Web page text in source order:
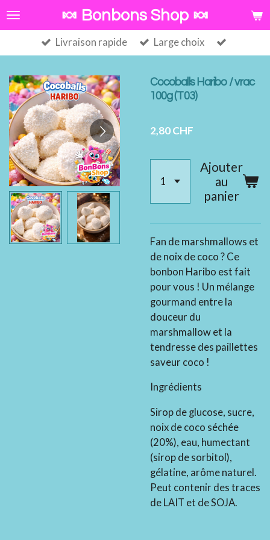
Passer
au
contenu
principal
🍬 Bonbons Shop 🍬
Livraison rapide Large choix
Cocoballs Haribo / vrac
100g (T03)
2,80 CHF
Ajouter
au
panier
Fan de marshmallows et
de noix de coco ? Ce
bonbon Haribo est fait
pour vous ! Un mélange
gourmand entre la
douceur du
marshmallow et la
tendresse des paillettes
saveur coco !
Ingrédients
Sirop de glucose, sucre,
noix de coco séchée
(20%), eau, humectant
(sirop de sorbitol),
gélatine, arôme naturel.
Peut contenir des traces
de LAIT et de SOJA.